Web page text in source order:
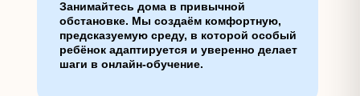
Занимайтесь дома в привычной
обстановке. Мы создаём комфортную,
предсказуемую среду, в которой особый
ребёнок адаптируется и уверенно делает
шаги в онлайн-обучение.